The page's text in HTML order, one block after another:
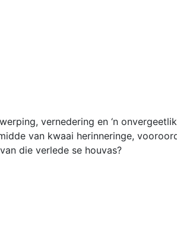
vernedering en ‘n
van kwaai herinneringe,
die verlede se houvas?